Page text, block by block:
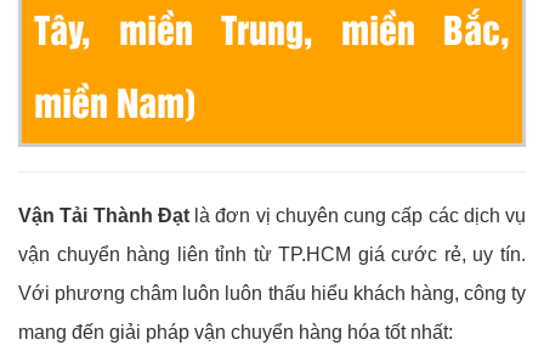
Tây, miền Trung, miền Bắc,
miền Nam)
Vận Tải Thành Đạtlà đơn vị chuyên cung cấp các dịch vụ
vận chuyển hàng liên tỉnh từ TP.HCM giá cước rẻ, uy tín.
Với phương châm luôn luôn thấu hiểu khách hàng, công ty
mang đến giải pháp vận chuyển hàng hóa tốt nhất: